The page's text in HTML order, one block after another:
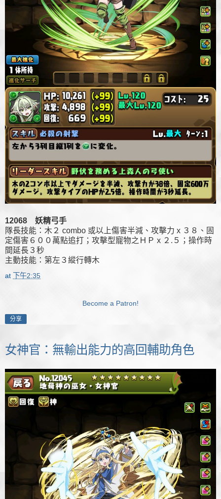
12068 妖精弓手
隊長技能：木２ combo 或以上傷害半減、攻擊力 x ３８、固
定傷害６００萬點追打；攻擊型寵物之ＨＰ x ２.５；操作時
間延長３秒
主動技能：第左３縱行轉木
at 下午2:35
Become a Patron!
分享
女神官：無輸出能力的高回輔助角色